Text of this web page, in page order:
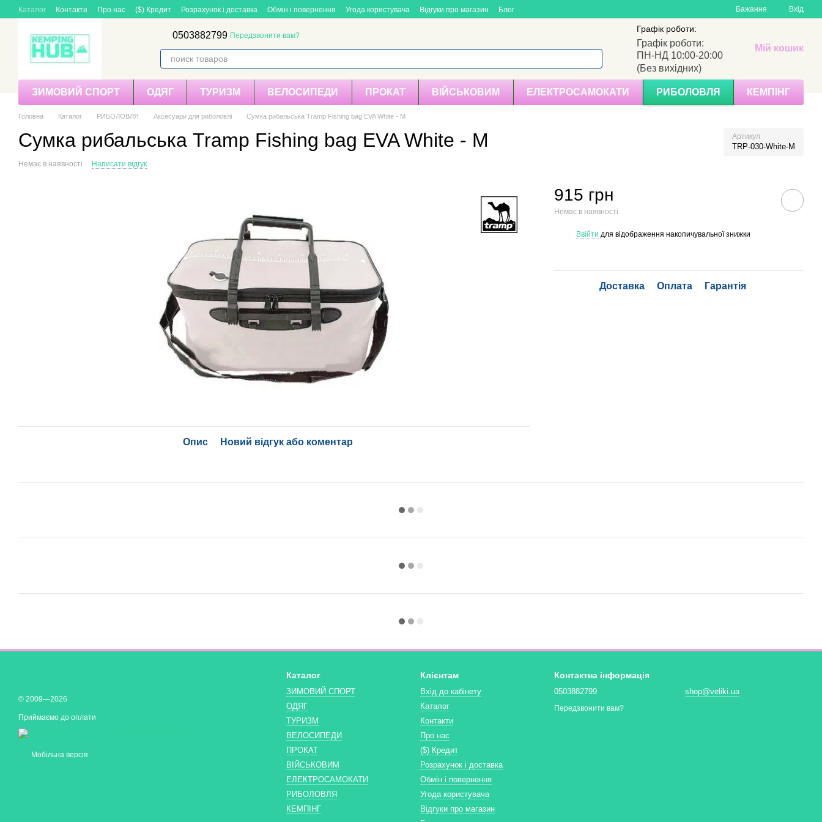
Перейти до основного контенту
Каталог Контакти Про нас ($) Кредит Розрахунок і доставка Обмін і повернення Угода користувача Відгуки про магазин Блог Бажання Вхід
0503882799 Передзвонити вам?
Графік роботи:
Графік роботи:
ПН-НД 10:00-20:00
(Без вихідних)
Мій кошик
ЗИМОВИЙ СПОРТ ОДЯГ ТУРИЗМ ВЕЛОСИПЕДИ ПРОКАТ ВІЙСЬКОВИМ ЕЛЕКТРОСАМОКАТИ РИБОЛОВЛЯ КЕМПІНГ
Головна Каталог РИБОЛОВЛЯ Аксесуари для риболовлі Сумка рибальська Tramp Fishing bag EVA White - M
Сумка рибальська Tramp Fishing bag EVA White - M Артикул
TRP-030-White-M
Немає в наявності Написати відгук
Опис Новий відгук або коментар
915 грн
Немає в наявності
Ввійти для відображення накопичувальної знижки
Доставка Оплата Гарантія
© 2009—2026
Приймаємо до оплати
Мобільна версія
Каталог
ЗИМОВИЙ СПОРТ
ОДЯГ
ТУРИЗМ
ВЕЛОСИПЕДИ
ПРОКАТ
ВІЙСЬКОВИМ
ЕЛЕКТРОСАМОКАТИ
РИБОЛОВЛЯ
КЕМПІНГ
Клієнтам
Вхід до кабінету
Каталог
Контакти
Про нас
($) Кредит
Розрахунок і доставка
Обмін і повернення
Угода користувача
Відгуки про магазин
Контактна інформація
0503882799
Передзвонити вам?
shop@veliki.ua